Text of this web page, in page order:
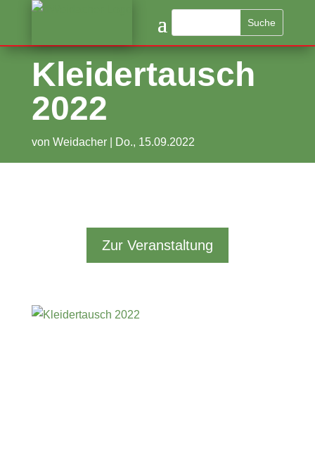
Kleidertausch
2022
von Weidacher| Do., 15.09.2022
Zur Veranstaltung